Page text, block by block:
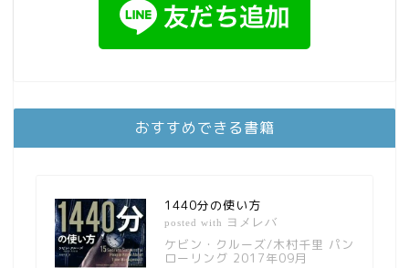
おすすめできる書籍
1440分の使い方
posted with ヨメレバ
ケビン・クルーズ/木村千里 パン
ローリング 2017年09月